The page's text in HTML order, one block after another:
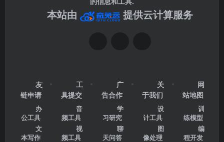
本站由 提供云计算服务
友
链申请
办
公工具
文
本写作
工
具提交
音
频工具
视
频工具
广
告合作
学
习研究
聊
天问答
关
于我们
设
计工具
图
像处理
网
站地图
训
练模型
编
程开发